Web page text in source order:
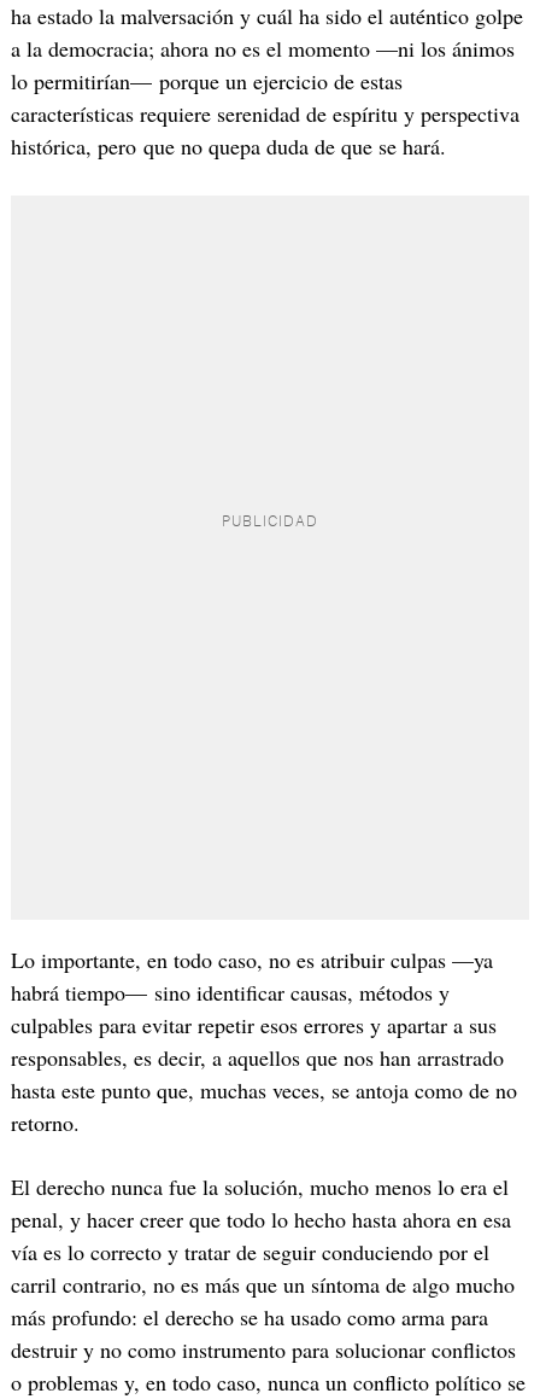
ha estado la malversación y cuál ha sido el auténtico golpe
a la democracia; ahora no es el momento —ni los ánimos
lo permitirían— porque un ejercicio de estas
características requiere serenidad de espíritu y perspectiva
histórica, pero que no quepa duda de que se hará.
Lo importante, en todo caso, no es atribuir culpas —ya
habrá tiempo— sino identificar causas, métodos y
culpables para evitar repetir esos errores y apartar a sus
responsables, es decir, a aquellos que nos han arrastrado
hasta este punto que, muchas veces, se antoja como de no
retorno.
El derecho nunca fue la solución, mucho menos lo era el
penal, y hacer creer que todo lo hecho hasta ahora en esa
vía es lo correcto y tratar de seguir conduciendo por el
carril contrario, no es más que un síntoma de algo mucho
más profundo: el derecho se ha usado como arma para
destruir y no como instrumento para solucionar conflictos
o problemas y, en todo caso, nunca un conflicto político se